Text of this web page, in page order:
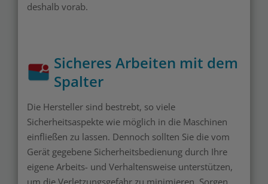
deshalb vorab.
Sicheres Arbeiten mit dem
Spalter
Die Hersteller sind bestrebt, so viele
Sicherheitsaspekte wie möglich in die Maschinen
einfließen zu lassen. Dennoch sollten Sie die vom
Gerät gegebene Sicherheitsbedienung durch Ihre
eigene Arbeits- und Verhaltensweise unterstützen,